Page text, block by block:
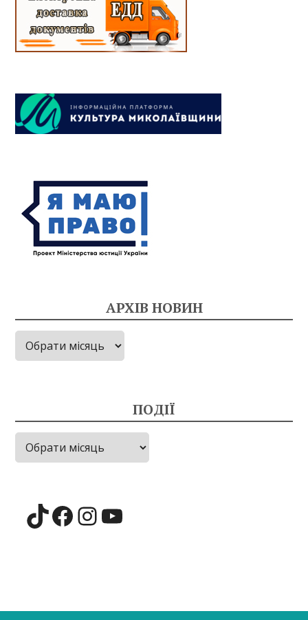
АРХІВ НОВИН
Архів
новин
ПОДІЇ
Події
TikTok
Facebook
Instagram
YouTube